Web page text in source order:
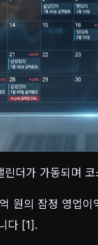
더가 가동되며
의 잠정 영업이
다 [1].